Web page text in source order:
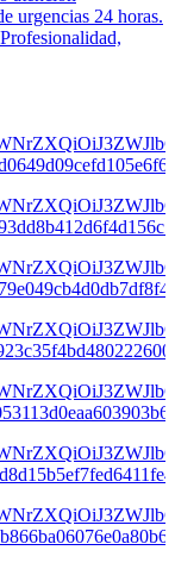
urgencias 24 horas.